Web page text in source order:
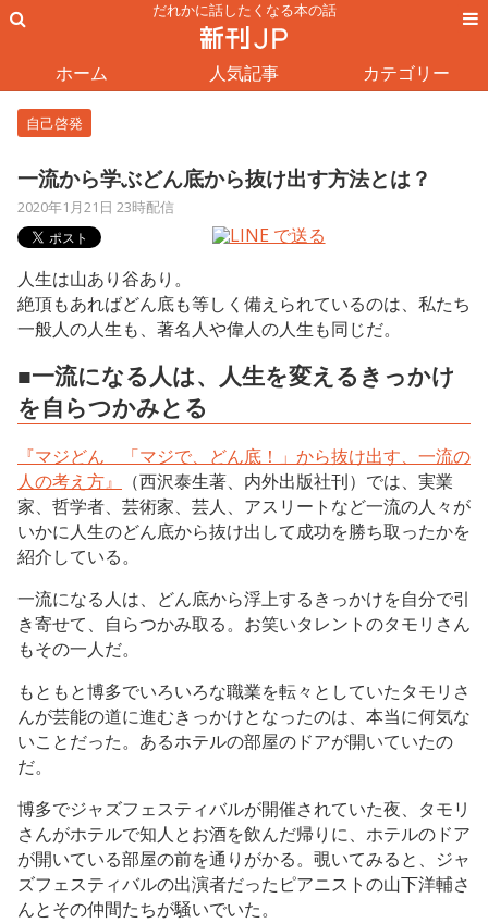
だれかに話したくなる本の話
ホーム 人気記事 カテゴリー
自己啓発
一流から学ぶどん底から抜け出す方法とは？
2020年1月21日 23時配信
人生は山あり谷あり。
絶頂もあればどん底も等しく備えられているのは、私たち
一般人の人生も、著名人や偉人の人生も同じだ。
■一流になる人は、人生を変えるきっかけ
を自らつかみとる
『マジどん 「マジで、どん底！」から抜け出す、一流の
人の考え方』
（西沢泰生著、内外出版社刊）では、実業
家、哲学者、芸術家、芸人、アスリートなど一流の人々が
いかに人生のどん底から抜け出して成功を勝ち取ったかを
紹介している。
一流になる人は、どん底から浮上するきっかけを自分で引
き寄せて、自らつかみ取る。お笑いタレントのタモリさん
もその一人だ。
もともと博多でいろいろな職業を転々としていたタモリさ
んが芸能の道に進むきっかけとなったのは、本当に何気な
いことだった。あるホテルの部屋のドアが開いていたの
だ。
博多でジャズフェスティバルが開催されていた夜、タモリ
さんがホテルで知人とお酒を飲んだ帰りに、ホテルのドア
が開いている部屋の前を通りがかる。覗いてみると、ジャ
ズフェスティバルの出演者だったピアニストの山下洋輔さ
んとその仲間たちが騒いでいた。